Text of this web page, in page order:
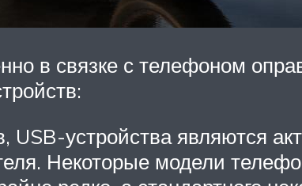
в связке с телефоном
USB-устройства являются
Некоторые модели